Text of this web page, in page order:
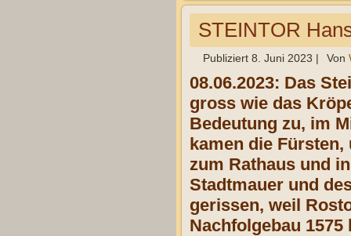
STEINTOR
Publiziert 8. Juni 2023 | Von
08.06.2023: Das
gross wie das
Bedeutung zu, im
kamen die
zum Rathaus und
Stadtmauer und
gerissen, weil
Nachfolgebau